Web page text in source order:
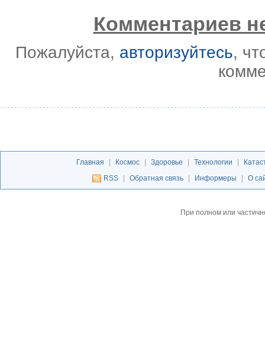
Комментариев
Пожалуйста, авторизуйтесь,
Главная | Космос | Здоровье | Технологии |
RSS
| Обратная связь | Информеры | О
При полном или